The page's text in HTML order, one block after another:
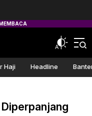
Haji Headline